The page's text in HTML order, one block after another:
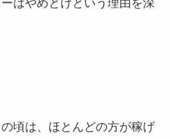
はやめとけという理由を深
頃は、ほとんどの方が稼げ